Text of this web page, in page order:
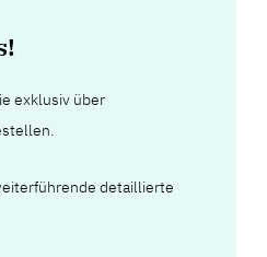
exklusiv über
detaillierte